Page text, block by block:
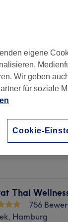
Thai
756
Hamburg
eigene
Wir geben
für soziale
Cookie-